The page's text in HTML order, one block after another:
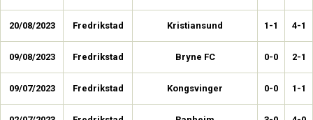
20/08/2023 Fredrikstad Kristiansund 1-1 4-1
09/08/2023 Fredrikstad Bryne FC 0-0 2-1
09/07/2023 Fredrikstad Kongsvinger 0-0 1-1